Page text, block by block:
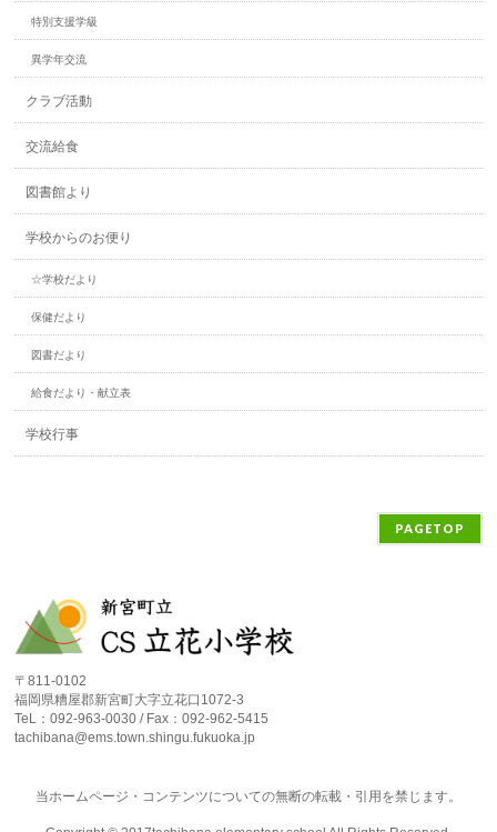
特別支援学級
異学年交流
クラブ活動
交流給食
図書館より
学校からのお便り
☆学校だより
保健だより
図書だより
給食だより・献立表
学校行事
PAGETOP
〒811-0102
福岡県糟屋郡新宮町大字立花口1072-3
TeL：092-963-0030 / Fax：092-962-5415
tachibana@ems.town.shingu.fukuoka.jp
当ホームページ・コンテンツについての無断の転載・引用を禁じます。